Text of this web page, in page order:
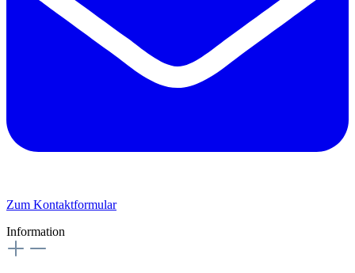
Zum Kontaktformular
Information